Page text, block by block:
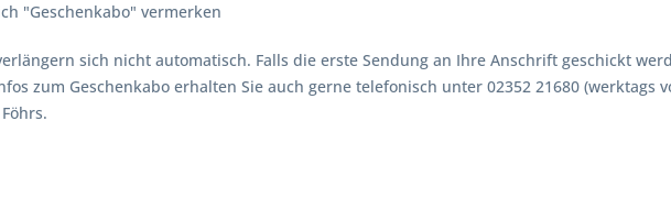
"Geschenkabo" vermerken
sich nicht automatisch. Falls die erste Sendung an Ihre Anschrift geschickt
zum Geschenkabo erhalten Sie auch gerne telefonisch unter 02352 21680 (werktags